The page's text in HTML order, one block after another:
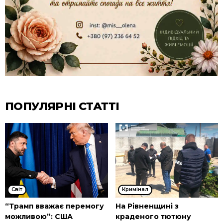
ПОПУЛЯРНІ СТАТТІ
Cвіт
“Трамп вважає перемогу
можливою”: США
Кримінал
На Рівненщині з
краденого тютюну